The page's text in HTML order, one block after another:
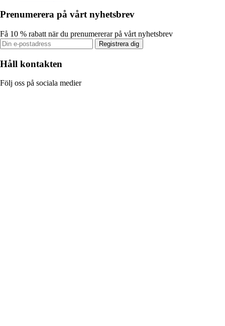
Prenumerera på vårt nyhetsbrev
Få 10 % rabatt när du prenumererar på vårt nyhetsbrev
Registrera dig
Håll kontakten
Följ oss på sociala medier